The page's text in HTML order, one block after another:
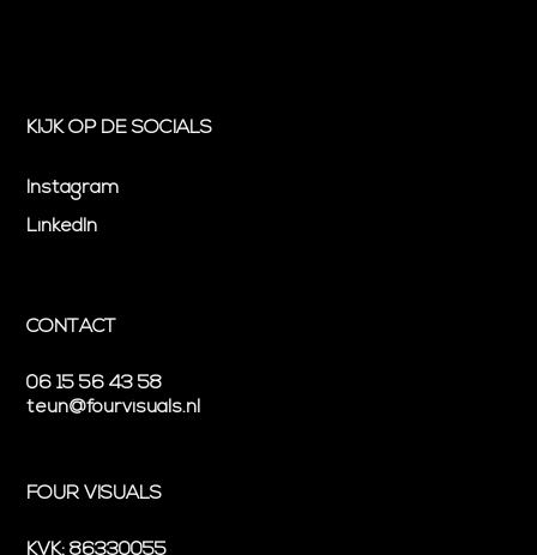
KIJK OP DE SOCIALS
Instagram
LinkedIn
CONTACT
06 15 56 43 58
teun@fourvisuals.nl
FOUR VISUALS
KVK: 86330055